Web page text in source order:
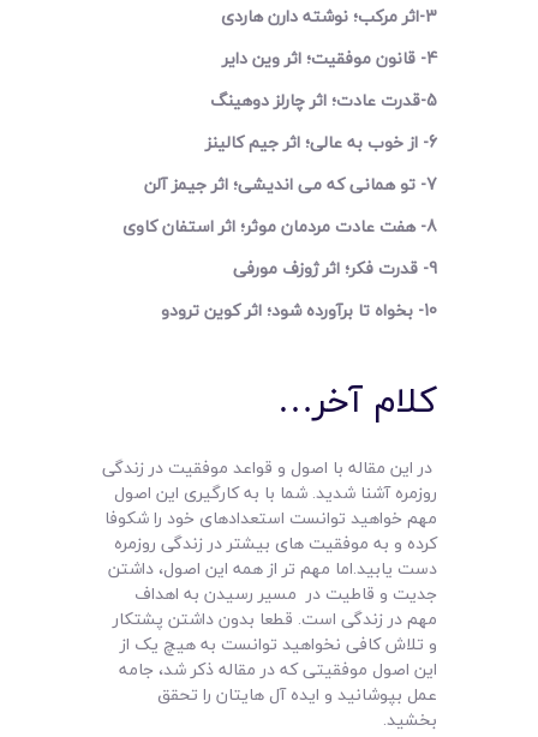
3-اثر مرکب؛ نوشته دارن هاردی
4- قانون موفقیت؛ اثر وین دایر
5-قدرت عادت؛ اثر چارلز دوهینگ
6- از خوب به عالی؛ اثر جیم کالینز
7- تو همانی که می اندیشی؛ اثر جیمز آلن
8- هفت عادت مردمان موثر؛ اثر استفان کاوی
9- قدرت فکر؛ اثر ژوزف مورفی
10- بخواه تا برآورده شود؛ اثر کوین ترودو
کلام آخر…
در این مقاله با اصول و قواعد موفقیت در زندگی
روزمره آشنا شدید. شما با به کارگیری این اصول
مهم خواهید توانست استعدادهای خود را شکوفا
کرده و به موفقیت های بیشتر در زندگی روزمره
دست یابید.اما مهم تر از همه این اصول، داشتن
جدیت و قاطیت در مسیر رسیدن به اهداف
مهم در زندگی است. قطعا بدون داشتن پشتکار
و تلاش کافی نخواهید توانست به هیچ یک از
این اصول موفقیتی که در مقاله ذکر شد، جامه
عمل بپوشانید و ایده آل هایتان را تحقق
بخشید.